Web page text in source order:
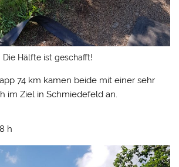
Die Hälfte ist geschafft!
74 km kamen beide mit einer sehr
im Ziel in Schmiedefeld an.
h